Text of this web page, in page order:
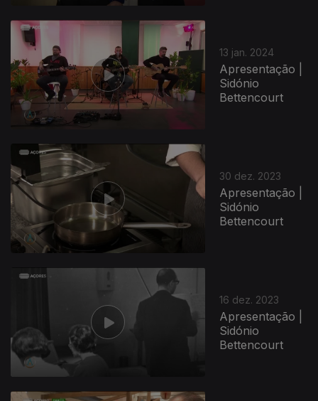
13 jan. 2024
Apresentação |
Sidónio
Bettencourt
30 dez. 2023
Apresentação |
Sidónio
Bettencourt
16 dez. 2023
Apresentação |
Sidónio
Bettencourt